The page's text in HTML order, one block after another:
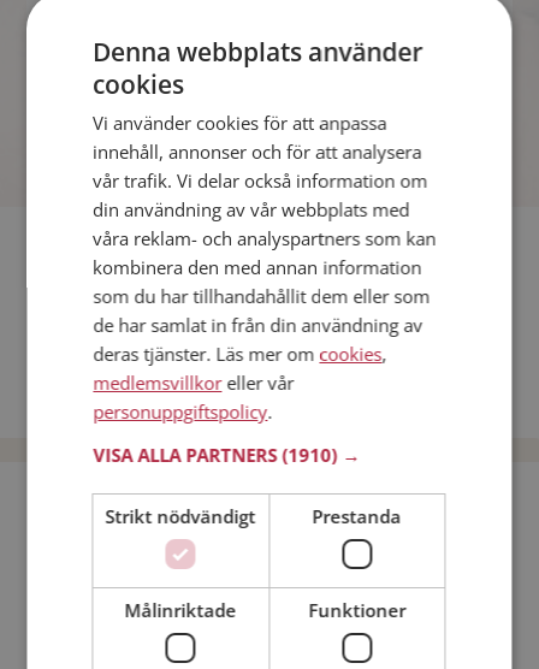
Mötesplatsen! Ta chansen att se vilka
som tycker att du är intressant.
Fler singlar
Fler singelmän från Umeå:Viking51,fulful,lester66
Kvinnor från Umeå
Dejta kvinnor i Sverige
Dejta män i Sverige
Bli medlem utan kostnad!
Min ålder:
Denna webbplats använder
cookies
Vi använder cookies för att anpassa
innehåll, annonser och för att analysera
vår trafik. Vi delar också information om
din användning av vår webbplats med
våra reklam- och analyspartners som kan
kombinera den med annan information
som du har tillhandahållit dem eller som
de har samlat in från din användning av
deras tjänster. Läs mer om cookies,
medlemsvillkoreller vår
personuppgiftspolicy.
VISA ALLA PARTNERS(1910) →
Strikt nödvändigt Prestanda
Målinriktade Funktioner